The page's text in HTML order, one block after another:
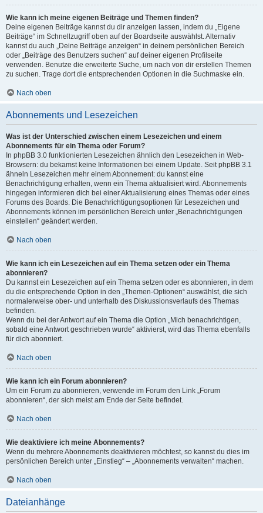
Wie kann ich meine eigenen Beiträge und Themen finden?
Deine eigenen Beiträge kannst du dir anzeigen lassen, indem du „Eigene
Beiträge“ im Schnellzugriff oben auf der Boardseite auswählst. Alternativ
kannst du auch „Deine Beiträge anzeigen“ in deinem persönlichen Bereich
oder „Beiträge des Benutzers suchen“ auf deiner eigenen Profilseite
verwenden. Benutze die erweiterte Suche, um nach von dir erstellen Themen
zu suchen. Trage dort die entsprechenden Optionen in die Suchmaske ein.
Nach oben
Abonnements und Lesezeichen
Was ist der Unterschied zwischen einem Lesezeichen und einem
Abonnements für ein Thema oder Forum?
In phpBB 3.0 funktionierten Lesezeichen ähnlich den Lesezeichen in Web-
Browsern: du bekamst keine Informationen bei einem Update. Seit phpBB 3.1
ähneln Lesezeichen mehr einem Abonnement: du kannst eine
Benachrichtigung erhalten, wenn ein Thema aktualisiert wird. Abonnements
hingegen informieren dich bei einer Aktualisierung eines Themas oder eines
Forums des Boards. Die Benachrichtigungsoptionen für Lesezeichen und
Abonnements können im persönlichen Bereich unter „Benachrichtigungen
einstellen“ geändert werden.
Nach oben
Wie kann ich ein Lesezeichen auf ein Thema setzen oder ein Thema
abonnieren?
Du kannst ein Lesezeichen auf ein Thema setzen oder es abonnieren, in dem
du die entsprechende Option in den „Themen-Optionen“ auswählst, die sich
normalerweise ober- und unterhalb des Diskussionsverlaufs des Themas
befinden.
Wenn du bei der Antwort auf ein Thema die Option „Mich benachrichtigen,
sobald eine Antwort geschrieben wurde“ aktivierst, wird das Thema ebenfalls
für dich abonniert.
Nach oben
Wie kann ich ein Forum abonnieren?
Um ein Forum zu abonnieren, verwende im Forum den Link „Forum
abonnieren“, der sich meist am Ende der Seite befindet.
Nach oben
Wie deaktiviere ich meine Abonnements?
Wenn du mehrere Abonnements deaktivieren möchtest, so kannst du dies im
persönlichen Bereich unter „Einstieg“ – „Abonnements verwalten“ machen.
Nach oben
Dateianhänge